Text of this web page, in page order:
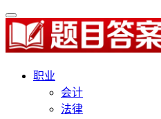
职业
会计
法律